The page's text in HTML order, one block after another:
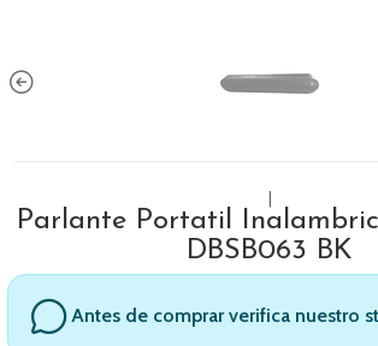
Parlante Portatil
DBSB063 BK
Antes de comprar verifica nuestro